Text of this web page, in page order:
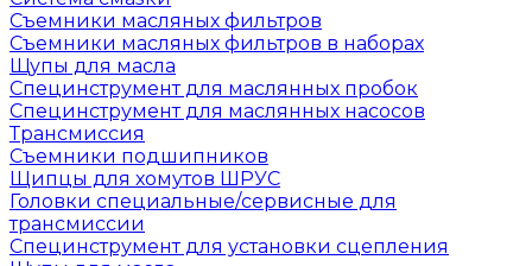
Съемники масляных фильтров
Съемники масляных фильтров в наборах
Щупы для масла
Специнструмент для маслянных пробок
Специнструмент для маслянных насосов
Трансмиссия
Съемники подшипников
Щипцы для хомутов ШРУС
Головки специальные/сервисные для
трансмиссии
Специнструмент для установки сцепления